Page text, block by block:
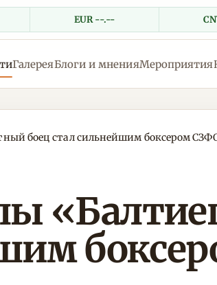
EUR --.--
ГалереяБлоги и мненияМероприятия
боец стал сильнейшим боксером